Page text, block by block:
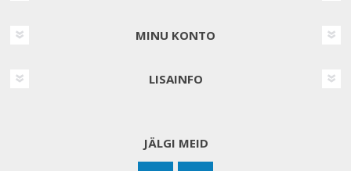
MINU KONTO
LISAINFO
JÄLGI MEID